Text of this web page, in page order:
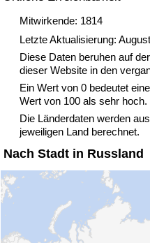
Mitwirkende: 1814
Letzte Aktualisierung:
Diese Daten beruhen auf
dieser Website in den
Ein Wert von 0 bedeutet
Wert von 100 als sehr hoch.
Die Länderdaten werden
jeweiligen Land berechnet.
Nach Stadt in Russland
Umweltverschmutzung
Umweltverschmutzungs-
Verschmutzungsindex
Verkehr
Verkehrs-Index
Verkehrs-Index (aktuell)